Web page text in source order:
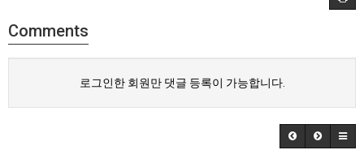
Comments
로그인한 회원만 댓글 등록이 가능합니다.